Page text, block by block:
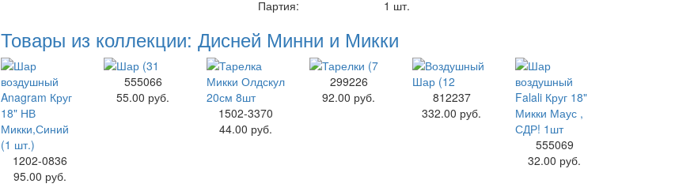
Партия:
1 шт.
Товары из коллекции: Дисней Минни и Микки
1202-0836
95.00 руб.
555066
55.00 руб.
1502-3370
44.00 руб.
299226
92.00 руб.
812237
332.00 руб.
555069
32.00 руб.